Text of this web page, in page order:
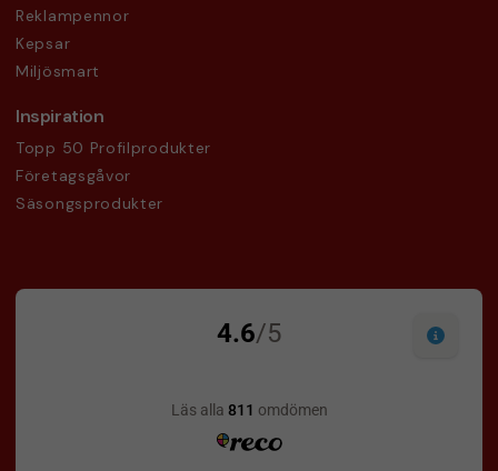
Reklampennor
Kepsar
Miljösmart
Inspiration
Topp 50 Profilprodukter
Företagsgåvor
Säsongsprodukter